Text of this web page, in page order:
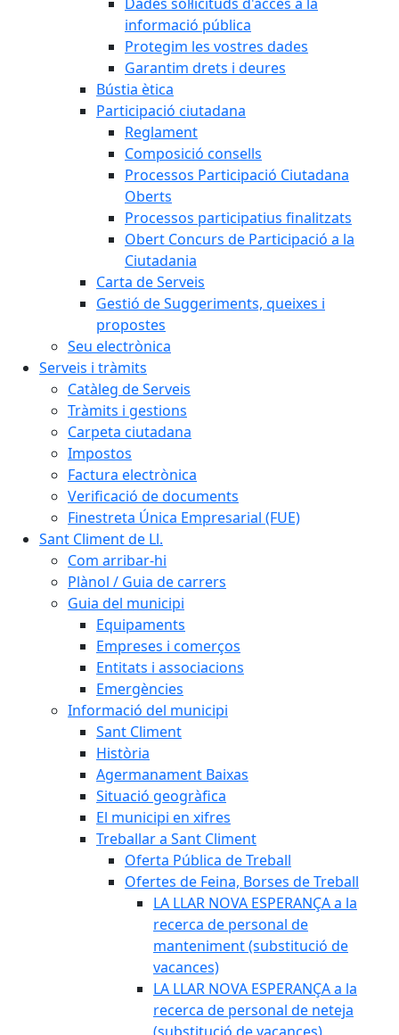
informació pública
Protegim les vostres dades
Garantim drets i deures
Bústia ètica
Participació ciutadana
Reglament
Composició consells
Processos Participació Ciutadana
Oberts
Processos participatius finalitzats
Obert Concurs de Participació a la
Ciutadania
Carta de Serveis
Gestió de Suggeriments, queixes i
propostes
Seu electrònica
Serveis i tràmits
Catàleg de Serveis
Tràmits i gestions
Carpeta ciutadana
Impostos
Factura electrònica
Verificació de documents
Finestreta Única Empresarial (FUE)
Sant Climent de Ll.
Com arribar-hi
Plànol / Guia de carrers
Guia del municipi
Equipaments
Empreses i comerços
Entitats i associacions
Emergències
Informació del municipi
Sant Climent
Història
Agermanament Baixas
Situació geogràfica
El municipi en xifres
Treballar a Sant Climent
Oferta Pública de Treball
Ofertes de Feina, Borses de Treball
LA LLAR NOVA ESPERANÇA a la
recerca de personal de
manteniment (substitució de
vacances)
LA LLAR NOVA ESPERANÇA a la
recerca de personal de neteja